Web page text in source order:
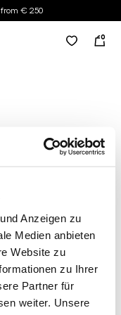
Anzeigen zu
Medien anbieten
Website zu
zu Ihrer
Partner für
weiter. Unsere
from € 250
0